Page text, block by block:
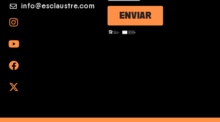
info@esclaustre.com
ENVIAR